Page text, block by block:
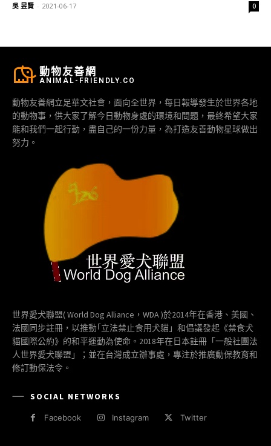
吳 昱賢 - 2021-06-17 0
動物友善網
ANIMAL-FRIENDLY.CO
動物友善網立足華文社會，面向全世界，每日報導發生於世界各地
的動物事，供大家了解今日動物身處的環境和問題，最終希望大家
能和我們一起行動，盡自己的一份力量，為打造友善動物星球做出
努力。
世界愛犬聯盟( World Dog Alliance，WDA )於2014年在香港、美國、
法國同步註冊，以推動｢立法禁止食用犬貓」和倡議發起《禁食犬
貓國際公約》的和平運動為使命。2018年在日本註冊「一般社團法
人世界愛犬聯盟」；並在台灣成立辦事處，專注於推廣動保教育和
修訂動保法令。
SOCIAL NETWORKS
Facebook Instagram Twitter